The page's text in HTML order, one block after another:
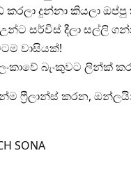
කරලා දුන්නා කියලා
සර්විස් දීලා සල්ලි
වාසියක්!
බැංකුවට ලින්ක්
ෆ්‍රීලාන්ස් කරන,
SONA